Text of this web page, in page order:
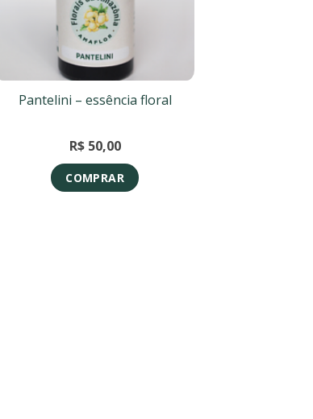
Pantelini – essência floral
R$50,00
COMPRAR